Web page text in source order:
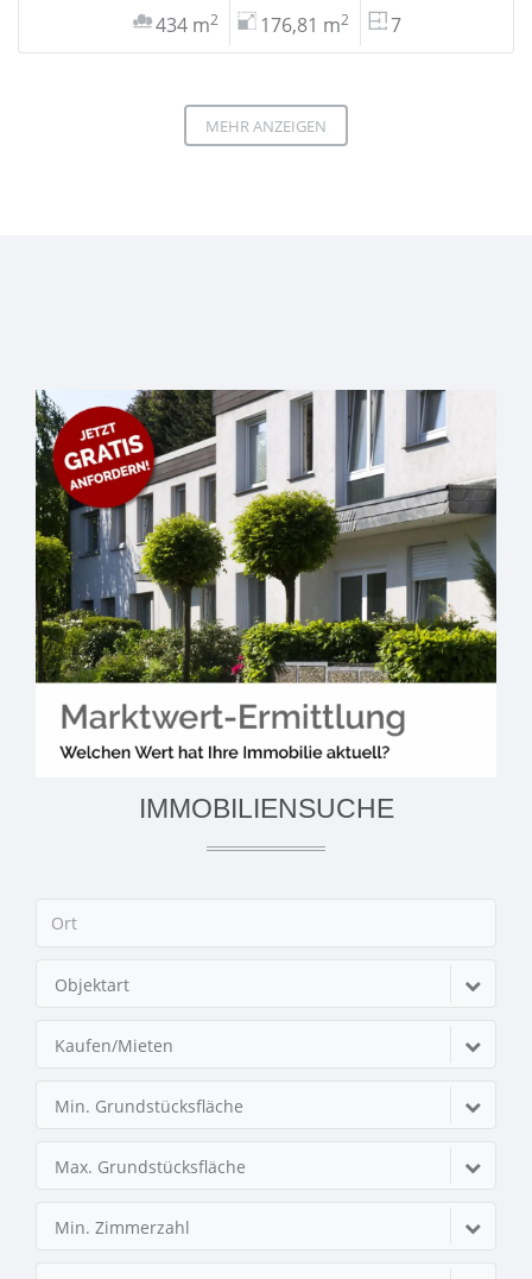
434 m2 176,81 m2 7
MEHR ANZEIGEN
IMMOBILIENSUCHE
Objektart
Kaufen/Mieten
Min. Grundstücksfläche
Max. Grundstücksfläche
Min. Zimmerzahl